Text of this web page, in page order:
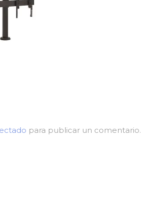
para publicar un comentario.